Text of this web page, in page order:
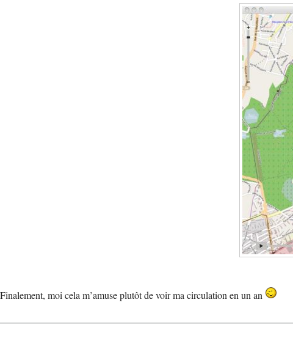
Finalement, moi cela m’amuse plutôt de voir ma circulation en un an